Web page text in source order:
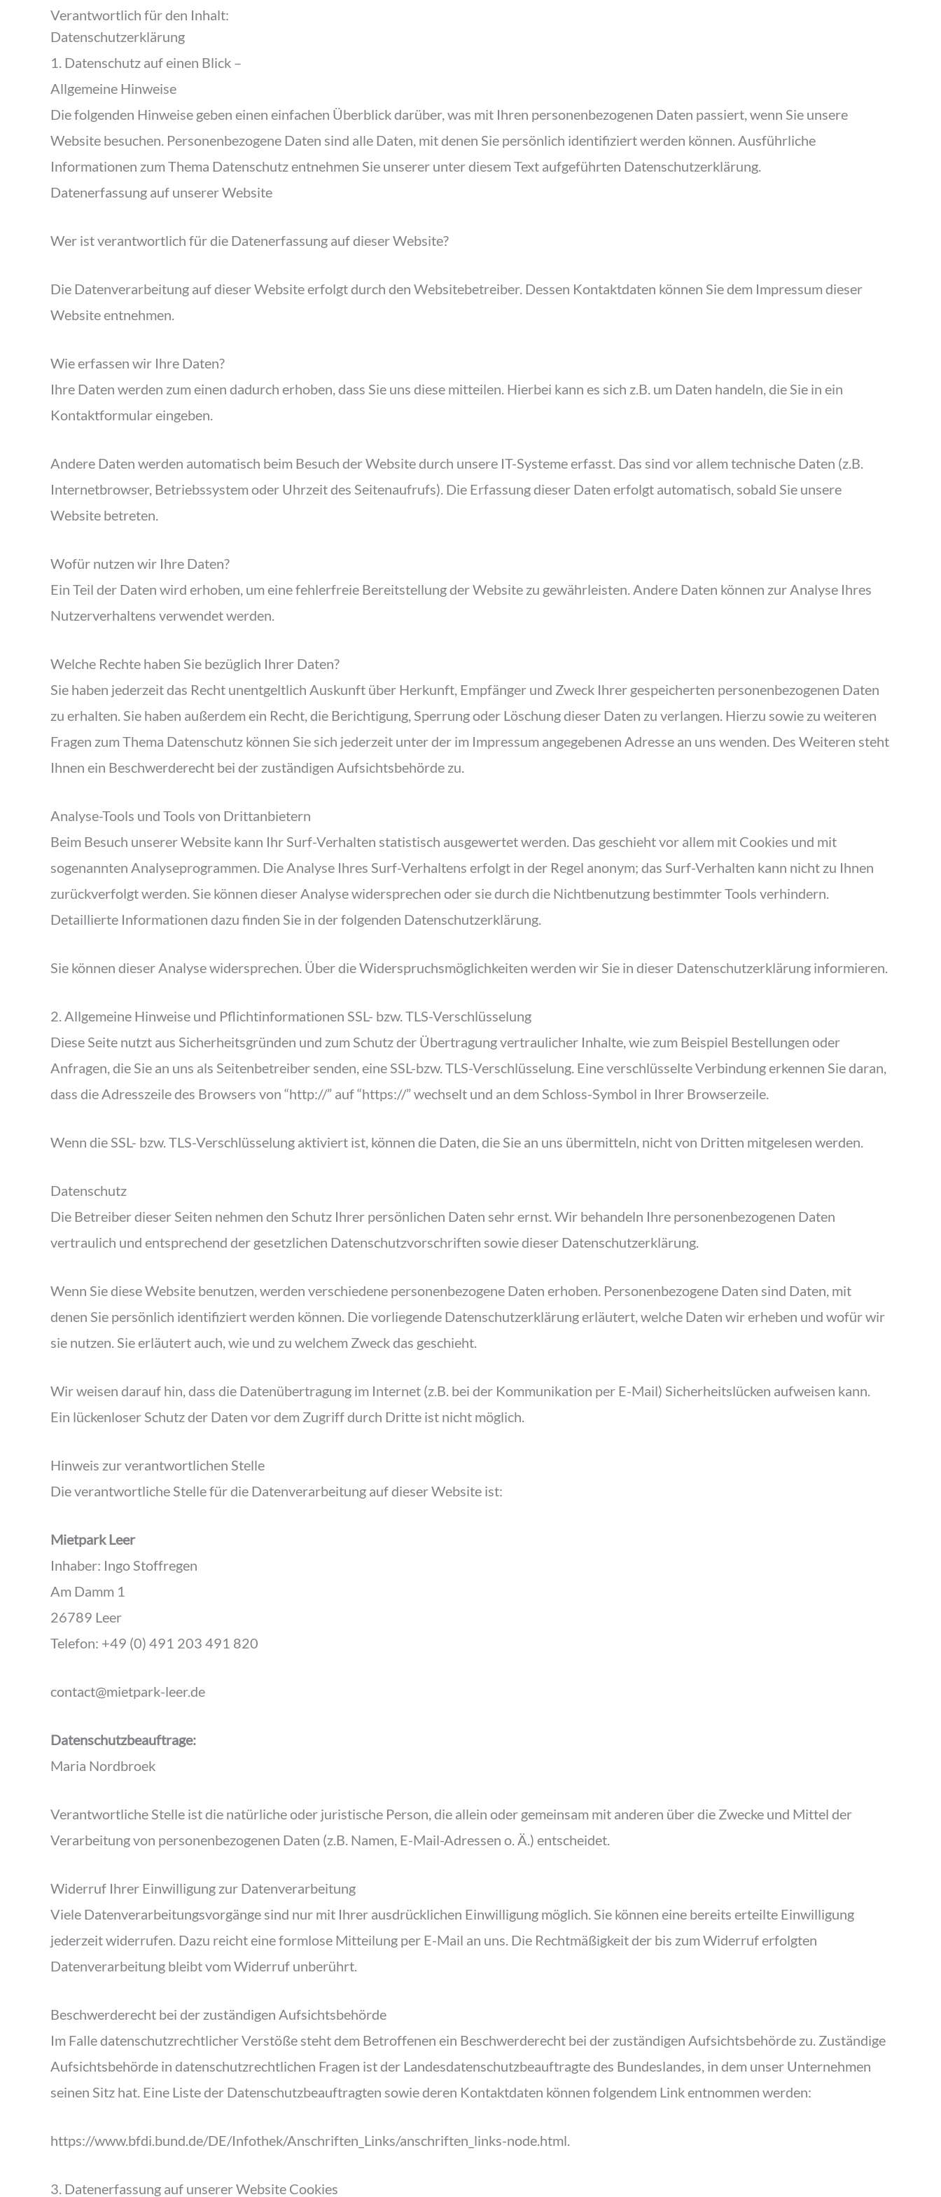
Verantwortlich für den Inhalt:
Datenschutzerklärung
1. Datenschutz auf einen Blick –
Allgemeine Hinweise
Die folgenden Hinweise geben einen einfachen Überblick darüber, was mit Ihren personenbezogenen Daten passiert, wenn Sie unsere
Website besuchen. Personenbezogene Daten sind alle Daten, mit denen Sie persönlich identifiziert werden können. Ausführliche
Informationen zum Thema Datenschutz entnehmen Sie unserer unter diesem Text aufgeführten Datenschutzerklärung.
Datenerfassung auf unserer Website
Wer ist verantwortlich für die Datenerfassung auf dieser Website?
Die Datenverarbeitung auf dieser Website erfolgt durch den Websitebetreiber. Dessen Kontaktdaten können Sie dem Impressum dieser
Website entnehmen.
Wie erfassen wir Ihre Daten?
Ihre Daten werden zum einen dadurch erhoben, dass Sie uns diese mitteilen. Hierbei kann es sich z.B. um Daten handeln, die Sie in ein
Kontaktformular eingeben.
Andere Daten werden automatisch beim Besuch der Website durch unsere IT-Systeme erfasst. Das sind vor allem technische Daten (z.B.
Internetbrowser, Betriebssystem oder Uhrzeit des Seitenaufrufs). Die Erfassung dieser Daten erfolgt automatisch, sobald Sie unsere
Website betreten.
Wofür nutzen wir Ihre Daten?
Ein Teil der Daten wird erhoben, um eine fehlerfreie Bereitstellung der Website zu gewährleisten. Andere Daten können zur Analyse Ihres
Nutzerverhaltens verwendet werden.
Welche Rechte haben Sie bezüglich Ihrer Daten?
Sie haben jederzeit das Recht unentgeltlich Auskunft über Herkunft, Empfänger und Zweck Ihrer gespeicherten personenbezogenen Daten
zu erhalten. Sie haben außerdem ein Recht, die Berichtigung, Sperrung oder Löschung dieser Daten zu verlangen. Hierzu sowie zu weiteren
Fragen zum Thema Datenschutz können Sie sich jederzeit unter der im Impressum angegebenen Adresse an uns wenden. Des Weiteren steht
Ihnen ein Beschwerderecht bei der zuständigen Aufsichtsbehörde zu.
Analyse-Tools und Tools von Drittanbietern
Beim Besuch unserer Website kann Ihr Surf-Verhalten statistisch ausgewertet werden. Das geschieht vor allem mit Cookies und mit
sogenannten Analyseprogrammen. Die Analyse Ihres Surf-Verhaltens erfolgt in der Regel anonym; das Surf-Verhalten kann nicht zu Ihnen
zurückverfolgt werden. Sie können dieser Analyse widersprechen oder sie durch die Nichtbenutzung bestimmter Tools verhindern.
Detaillierte Informationen dazu finden Sie in der folgenden Datenschutzerklärung.
Sie können dieser Analyse widersprechen. Über die Widerspruchsmöglichkeiten werden wir Sie in dieser Datenschutzerklärung informieren.
2. Allgemeine Hinweise und Pflichtinformationen SSL- bzw. TLS-Verschlüsselung
Diese Seite nutzt aus Sicherheitsgründen und zum Schutz der Übertragung vertraulicher Inhalte, wie zum Beispiel Bestellungen oder
Anfragen, die Sie an uns als Seitenbetreiber senden, eine SSL-bzw. TLS-Verschlüsselung. Eine verschlüsselte Verbindung erkennen Sie daran,
dass die Adresszeile des Browsers von “http://” auf “https://” wechselt und an dem Schloss-Symbol in Ihrer Browserzeile.
Wenn die SSL- bzw. TLS-Verschlüsselung aktiviert ist, können die Daten, die Sie an uns übermitteln, nicht von Dritten mitgelesen werden.
Datenschutz
Die Betreiber dieser Seiten nehmen den Schutz Ihrer persönlichen Daten sehr ernst. Wir behandeln Ihre personenbezogenen Daten
vertraulich und entsprechend der gesetzlichen Datenschutzvorschriften sowie dieser Datenschutzerklärung.
Wenn Sie diese Website benutzen, werden verschiedene personenbezogene Daten erhoben. Personenbezogene Daten sind Daten, mit
denen Sie persönlich identifiziert werden können. Die vorliegende Datenschutzerklärung erläutert, welche Daten wir erheben und wofür wir
sie nutzen. Sie erläutert auch, wie und zu welchem Zweck das geschieht.
Wir weisen darauf hin, dass die Datenübertragung im Internet (z.B. bei der Kommunikation per E-Mail) Sicherheitslücken aufweisen kann.
Ein lückenloser Schutz der Daten vor dem Zugriff durch Dritte ist nicht möglich.
Hinweis zur verantwortlichen Stelle
Die verantwortliche Stelle für die Datenverarbeitung auf dieser Website ist:
Mietpark Leer
Inhaber: Ingo Stoffregen
Am Damm 1
26789 Leer
Telefon: +49 (0) 491 203 491 820
contact@mietpark-leer.de
Datenschutzbeauftrage:
Maria Nordbroek
Verantwortliche Stelle ist die natürliche oder juristische Person, die allein oder gemeinsam mit anderen über die Zwecke und Mittel der
Verarbeitung von personenbezogenen Daten (z.B. Namen, E-Mail-Adressen o. Ä.) entscheidet.
Widerruf Ihrer Einwilligung zur Datenverarbeitung
Viele Datenverarbeitungsvorgänge sind nur mit Ihrer ausdrücklichen Einwilligung möglich. Sie können eine bereits erteilte Einwilligung
jederzeit widerrufen. Dazu reicht eine formlose Mitteilung per E-Mail an uns. Die Rechtmäßigkeit der bis zum Widerruf erfolgten
Datenverarbeitung bleibt vom Widerruf unberührt.
Beschwerderecht bei der zuständigen Aufsichtsbehörde
Im Falle datenschutzrechtlicher Verstöße steht dem Betroffenen ein Beschwerderecht bei der zuständigen Aufsichtsbehörde zu. Zuständige
Aufsichtsbehörde in datenschutzrechtlichen Fragen ist der Landesdatenschutzbeauftragte des Bundeslandes, in dem unser Unternehmen
seinen Sitz hat. Eine Liste der Datenschutzbeauftragten sowie deren Kontaktdaten können folgendem Link entnommen werden:
https://www.bfdi.bund.de/DE/Infothek/Anschriften_Links/anschriften_links-node.html.
3. Datenerfassung auf unserer Website Cookies